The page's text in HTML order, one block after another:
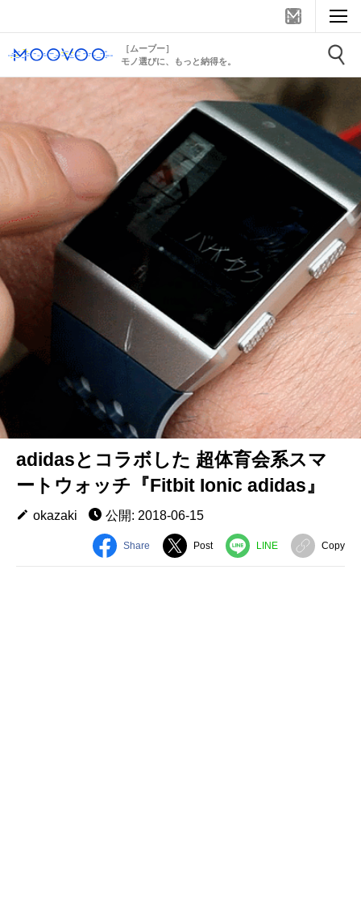
［ムーブー］
モノ選びに、もっと納得を。
adidasとコラボした 超体育会系スマ
ートウォッチ『Fitbit Ionic adidas』
okazaki 公開: 2018-06-15
Share Post LINE Copy